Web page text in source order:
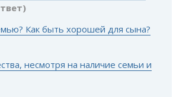
Как быть хорошей для сына?
несмотря на наличие семьи и